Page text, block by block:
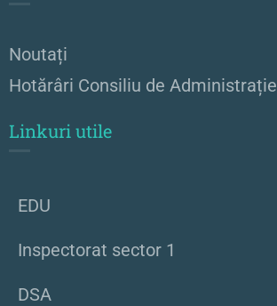
Noutați
Hotărâri Consiliu de Administrație
Linkuri utile
EDU
Inspectorat sector 1
DSA